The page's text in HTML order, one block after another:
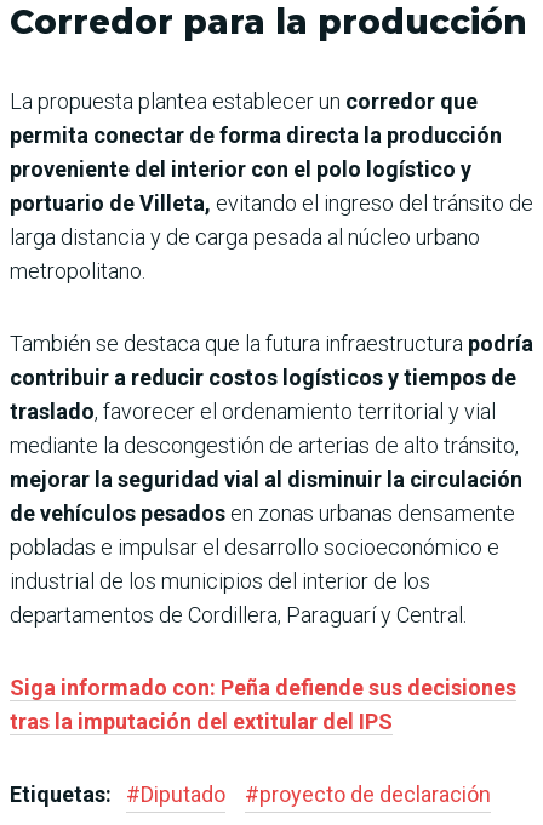
Corredor para la producción
La propuesta plantea establecer un corredor que
permita conectar de forma directa la producción
proveniente del interior con el polo logístico y
portuario de Villeta, evitando el ingreso del tránsito de
larga distancia y de carga pesada al núcleo urbano
metropolitano.
También se destaca que la futura infraestructura podría
contribuir a reducir costos logísticos y tiempos de
traslado, favorecer el ordenamiento territorial y vial
mediante la descongestión de arterias de alto tránsito,
mejorar la seguridad vial al disminuir la circulación
de vehículos pesados en zonas urbanas densamente
pobladas e impulsar el desarrollo socioeconómico e
industrial de los municipios del interior de los
departamentos de Cordillera, Paraguarí y Central.
Siga informado con: Peña defiende sus decisiones
tras la imputación del extitular del IPS
Etiquetas: #Diputado #proyecto de declaración